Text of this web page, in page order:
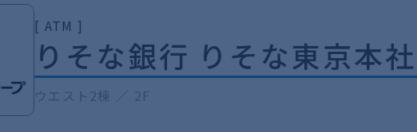
[ ATM ]
りそな銀行 りそな東京本
ウエスト2棟 ／ 2F